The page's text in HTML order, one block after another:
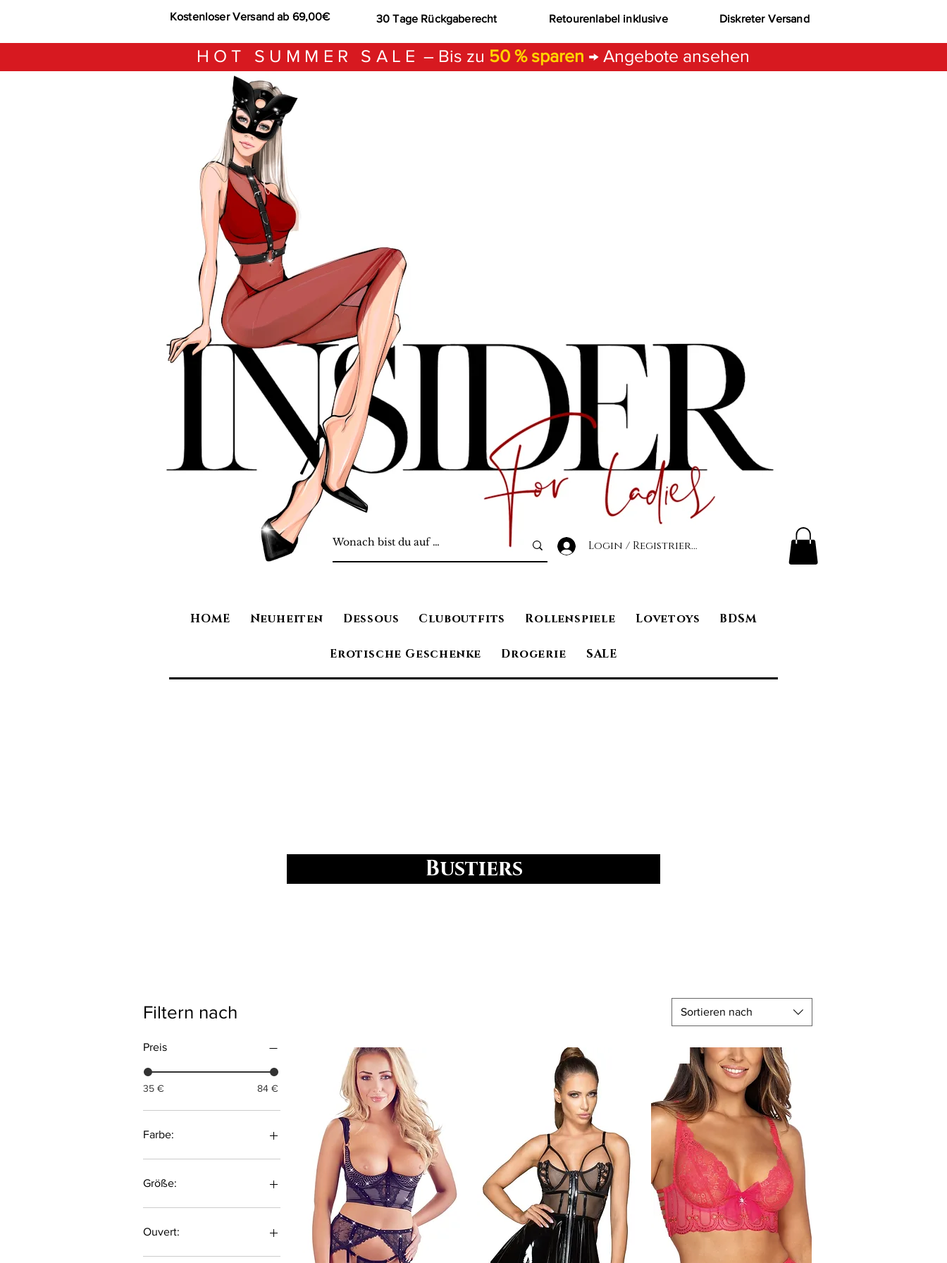
Kostenloser Versand ab 69,00€ 30 Tage Rückgaberecht Retourenlabel inklusive Diskreter Versand
HOT SUMMER SALE – Bis zu 50 % sparen → Angebote ansehen
Login / Registrierung
HOME Neuheiten Dessous Cluboutfits Rollenspiele Lovetoys BDSM
Erotische Geschenke Drogerie SALE
Bustiers
Filtern nach
Preis
35 € 84 €
Farbe:
Größe:
36
38
42
Ouvert:
Brustbereich & im Schritt
Sortieren nach